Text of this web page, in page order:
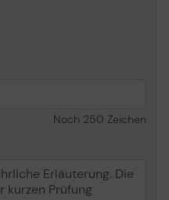
Noch 250 Zeichen